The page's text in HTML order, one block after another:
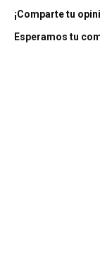
¡Comparte tu
Esperamos tu